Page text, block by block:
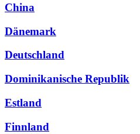
China
Dänemark
Deutschland
Dominikanische Republik
Estland
Finnland